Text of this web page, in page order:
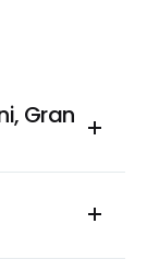
Gran